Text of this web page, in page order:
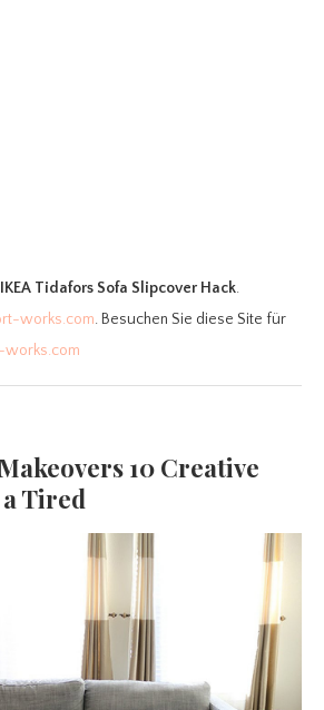
Tidafors Sofa Slipcover Hack.
works.com. Besuchen Sie diese Site für
10 Creative
Tired